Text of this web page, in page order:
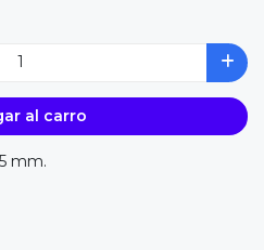
al carro
mm.